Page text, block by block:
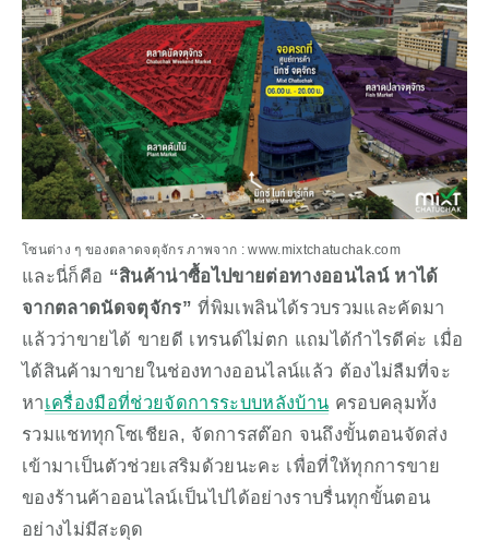
โซนต่าง ๆ ของตลาดจตุจักร ภาพจาก : www.mixtchatuchak.com
และนี่ก็คือ “สินค้าน่าซื้อไปขายต่อทางออนไลน์ หาได้
จากตลาดนัดจตุจักร” ที่พิมเพลินได้รวบรวมและคัดมา
แล้วว่าขายได้ ขายดี เทรนด์ไม่ตก แถมได้กำไรดีค่ะ เมื่อ
ได้สินค้ามาขายในช่องทางออนไลน์แล้ว ต้องไม่ลืมที่จะ
หาเครื่องมือที่ช่วยจัดการระบบหลังบ้าน ครอบคลุมทั้ง
รวมแชททุกโซเชียล, จัดการสต๊อก จนถึงขั้นตอนจัดส่ง
เข้ามาเป็นตัวช่วยเสริมด้วยนะคะ เพื่อที่ให้ทุกการขาย
ของร้านค้าออนไลน์เป็นไปได้อย่างราบรื่นทุกขั้นตอน
อย่างไม่มีสะดุด